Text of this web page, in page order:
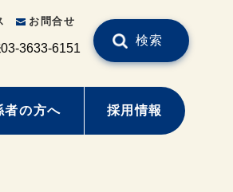
お問合せ
03-3633-6151
検索
者の方へ 採用情報